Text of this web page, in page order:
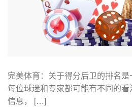
完美体育：关于得分后卫的排名是
每位球迷和专家都可能有不同的
信息， […]